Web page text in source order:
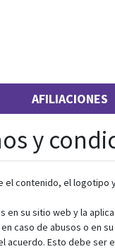
AFILIACIONES
y
el contenido, el
en su sitio web y la
caso de abusos o en
acuerdo. Esto debe